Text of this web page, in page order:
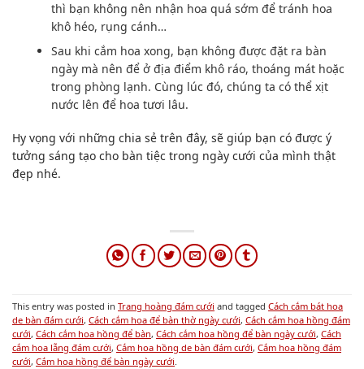
thì bạn không nên nhận hoa quá sớm để tránh hoa
khô héo, rụng cánh…
Sau khi cắm hoa xong, bạn không được đặt ra bàn
ngày mà nên để ởđịa điểm khô ráo, thoáng mát hoặc
trong phòng lạnh. Cùng lúc đó,chúng ta có thể xịt
nước lên để hoa tươi lâu.
Hy vọng với những chia sẻ trên đây, sẽ giúp bạn có được ý
tưởng sáng tạo cho bàn tiệc trong ngày cưới của mình thật
đẹp nhé.
This entry was posted in Trang hoàng đám cưới and tagged Cách cắm bát hoa
de bàn đám cưới, Cách cắm hoa để bàn thờ ngày cưới, Cách cắm hoa hồng đám
cưới, Cách cắm hoa hồng để bàn, Cách cắm hoa hồng để bàn ngày cưới, Cách
cắm hoa lẵng đám cưới, Cắm hoa hồng de bàn đám cưới, Cắm hoa hồng đám
cưới, Cắm hoa hồng để bàn ngày cưới.